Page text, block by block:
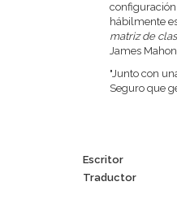
hábilmente
matriz de
James
"Junto con
Seguro que
Escritor
Traductor